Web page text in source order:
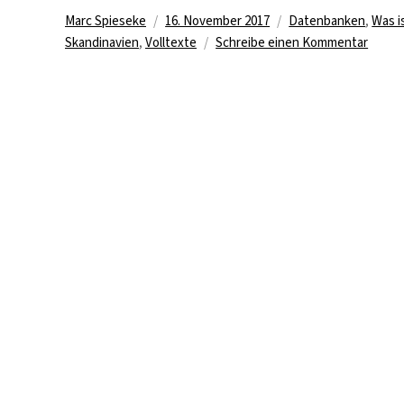
Autor
Marc Spieseke
Veröffentlicht
am
16. November 2017 Kategorien
Datenbanken,Was
Skandinavien, Volltexte Schreibe einen Kommentarzu